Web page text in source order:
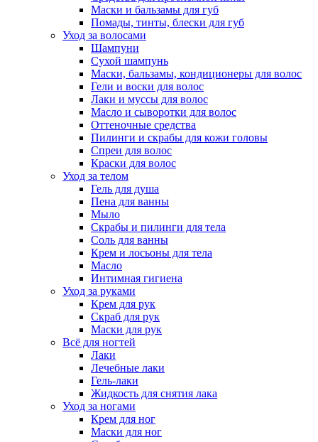
Маски и бальзамы для губ
Помады, тинты, блески для губ
Уход за волосами
Шампуни
Сухой шампунь
Маски, бальзамы, кондиционеры для волос
Гели и воски для волос
Лаки и муссы для волос
Масло и сыворотки для волос
Оттеночные средства
Пилинги и скрабы для кожи головы
Спреи для волос
Краски для волос
Уход за телом
Гель для душа
Пена для ванны
Мыло
Скрабы и пилинги для тела
Соль для ванны
Крем и лосьоны для тела
Масло
Интимная гигиена
Уход за руками
Крем для рук
Скраб для рук
Маски для рук
Всё для ногтей
Лаки
Лечебные лаки
Гель-лаки
Жидкость для снятия лака
Уход за ногами
Крем для ног
Маски для ног